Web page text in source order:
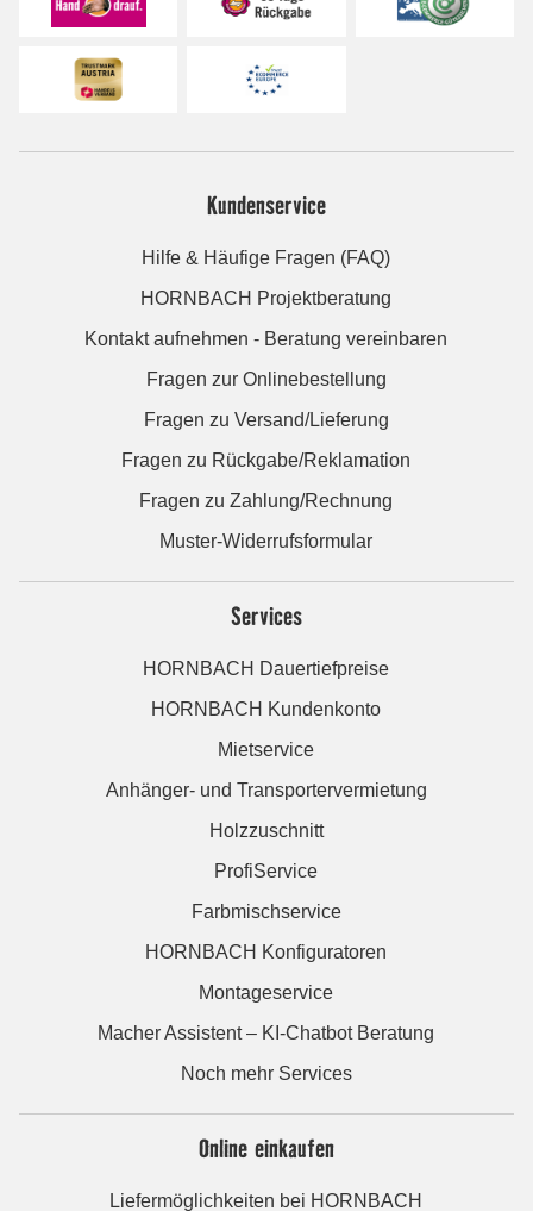
Kundenservice
Hilfe & Häufige Fragen (FAQ)
HORNBACH Projektberatung
Kontakt aufnehmen - Beratung vereinbaren
Fragen zur Onlinebestellung
Fragen zu Versand/Lieferung
Fragen zu Rückgabe/Reklamation
Fragen zu Zahlung/Rechnung
Muster-Widerrufsformular
Services
HORNBACH Dauertiefpreise
HORNBACH Kundenkonto
Mietservice
Anhänger- und Transportervermietung
Holzzuschnitt
ProfiService
Farbmischservice
HORNBACH Konfiguratoren
Montageservice
Macher Assistent – KI-Chatbot Beratung
Noch mehr Services
Online einkaufen
Liefermöglichkeiten bei HORNBACH